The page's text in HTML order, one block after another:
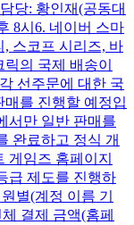
당: 황인재(공동대
8시6. 네이버 스마
, 스코프 시리즈, 바
의 국제 배송이
선주문에 대한 국
를 진행할 예정입
서만 일반 판매를
완료하고 정식 개
게임즈 홈페이지
급 제도를 진행하
별(계정 이름 기
결제 금액(홈페